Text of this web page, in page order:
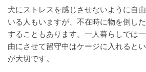
犬にストレスを感じさせないように自
いる人もいますが、不在時に物を倒し
することもあります。一人暮らしでは
由にさせて留守中はケージに入れると
が大切です。